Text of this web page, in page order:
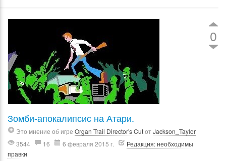
0
Зомби-апокалипсис на Атари.
Это мнение об игре Organ Trail Director's CutотJackson_Taylor
3544
16 6 февраля 2015 г.
Редакция: необходимы
правки